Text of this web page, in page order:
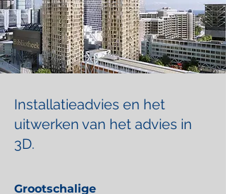
Installatieadvies en het
uitwerken van het advies in
3D.
Grootschalige